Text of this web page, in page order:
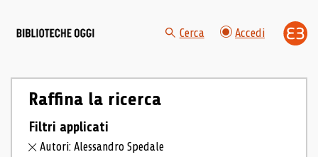
Cerca Accedi
Raffina la ricerca
Filtri applicati
Autori: Alessandro Spedale